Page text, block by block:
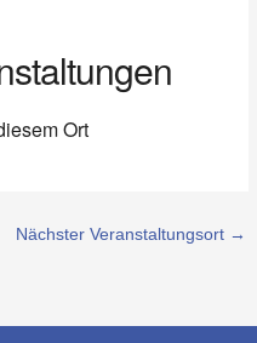
Ort
Nächster Veranstaltungsort →